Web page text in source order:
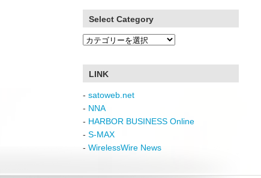
Select Category
Select
LINK
- satoweb.net
- NNA
- HARBOR BUSINESS Online
- S-MAX
- WirelessWire News